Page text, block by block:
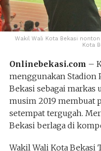
Wakil Wali Kota Bekasi
Kota
Onlinebekasi.com –
menggunakan Stadion
Bekasi sebagai markas
musim 2019 membuat
setempat tergugah.
Bekasi berlaga di
Wakil Wali Kota